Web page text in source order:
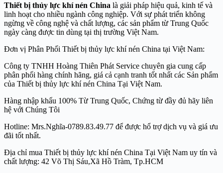
Thiết bị thủy lực khí nén China là giải pháp hiệu quả, kinh tế và
linh hoạt cho nhiều ngành công nghiệp. Với sự phát triển không
ngừng về công nghệ và chất lượng, các sản phẩm từ Trung Quốc
ngày càng được tin dùng tại thị trường Việt Nam.
Đơn vị Phân Phối Thiết bị thủy lực khí nén China tại Việt Nam:
Công ty TNHH Hoàng Thiên Phát Service chuyên gia cung cấp
phân phối hàng chính hãng, giá cả cạnh tranh tốt nhất các Sản phẩm
của Thiết bị thủy lực khí nén China Tại Việt Nam.
Hàng nhập khẩu 100% Từ Trung Quốc, Chứng từ đầy đủ hãy liên
hệ với Chúng Tôi
Hotline: Mrs.Nghĩa-0789.83.49.77 để được hổ trợ dịch vụ và giá ưu
đãi tốt nhất.
Địa chỉ mua Thiết bị thủy lực khí nén China Tại Việt Nam uy tín và
chất lượng: 42 Võ Thị Sáu,Xã Hồ Tràm, Tp.HCM